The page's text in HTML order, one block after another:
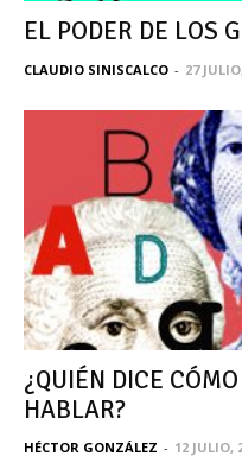
EL PODER DE LOS
CLAUDIO SINISCALCO - 27
¿QUIÉN DICE
HABLAR?
HÉCTOR GONZÁLEZ - 12 JULIO,